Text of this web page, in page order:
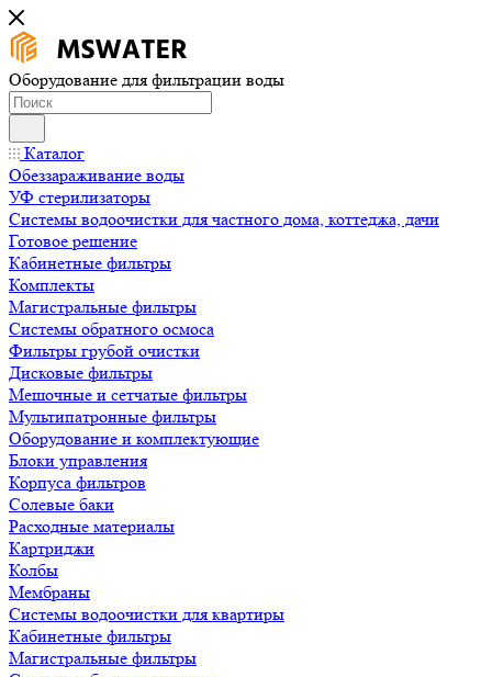
Оборудование для фильтрации воды
Каталог
Обеззараживание воды
УФ стерилизаторы
Системы водоочистки для частного дома, коттеджа, дачи
Готовое решение
Кабинетные фильтры
Комплекты
Магистральные фильтры
Системы обратного осмоса
Фильтры грубой очистки
Дисковые фильтры
Мешочные и сетчатые фильтры
Мультипатронные фильтры
Оборудование и комплектующие
Блоки управления
Корпуса фильтров
Солевые баки
Расходные материалы
Картриджи
Колбы
Мембраны
Системы водоочистки для квартиры
Кабинетные фильтры
Магистральные фильтры